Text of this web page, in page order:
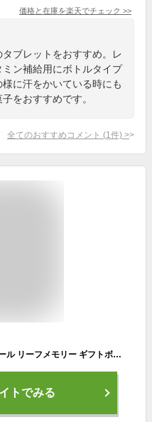
価格と在庫を楽天でチェック >>
ブレットをおすすめ。レ
ン補給用にボトルタイプ
に汗をかいている時にも
をおすすめです。
全てのおすすめコメント (1 件) >
★翌日配送可能 送料無料★ モンロワール リーフメモリー ギフトボックス 36個 お菓子 葉っぱの形 ギフト
トでみる